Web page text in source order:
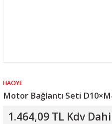
HAOYE
Motor Bağlantı Seti
1.464,09 TL Kdv